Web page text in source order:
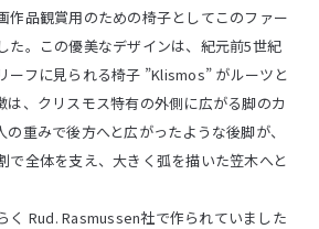
作品観賞用のための椅子としてこのファー
た。この優美なデザインは、紀元前5世紀
ーフに見られる椅子 ”Klismos” がルーツと
は、クリスモス特有の外側に広がる脚のカ
重みで後方へと広がったような後脚が、
で全体を支え、大きく弧を描いた笠木へと
く Rud. Rasmussen社で作られていました